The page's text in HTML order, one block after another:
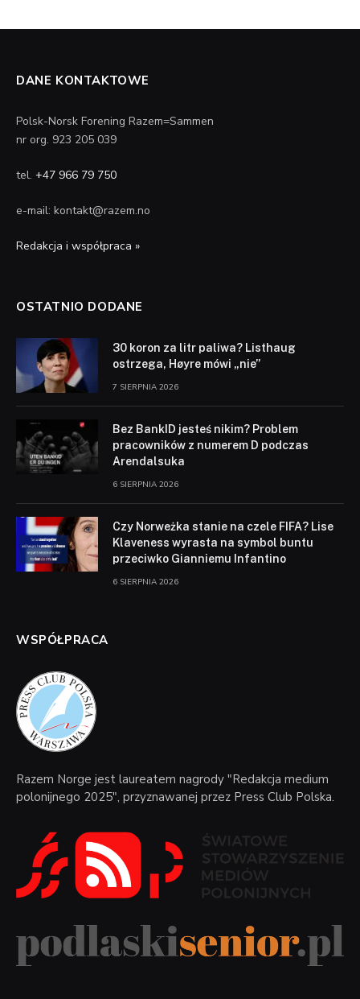
DANE KONTAKTOWE
Polsk-Norsk Forening Razem=Sammen
nr org. 923 205 039
tel. +47 966 79 750
e-mail: kontakt@razem.no
Redakcja i współpraca »
OSTATNIO DODANE
30 koron za litr paliwa? Listhaug
ostrzega, Høyre mówi „nie”
7 SIERPNIA 2026
Bez BankID jesteś nikim? Problem
pracowników z numerem D podczas
Arendalsuka
6 SIERPNIA 2026
Czy Norweżka stanie na czele FIFA? Lise
Klaveness wyrasta na symbol buntu
przeciwko Gianniemu Infantino
6 SIERPNIA 2026
WSPÓŁPRACA
Razem Norge jest laureatem nagrody "Redakcja medium
polonijnego 2025", przyznawanej przez Press Club Polska.